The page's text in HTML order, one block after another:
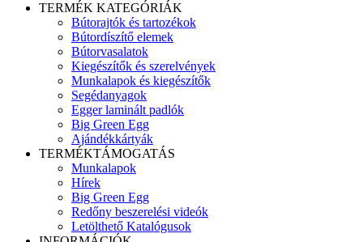
TERMÉK KATEGÓRIÁK
Bútorajtók és tartozékok
Bútordíszítő elemek
Bútorvasalatok
Kiegészítők és szerelvények
Munkalapok és kiegészítők
Segédanyagok
Egger laminált padlók
Big Green Egg
Ajándékkártyák
TERMÉKTÁMOGATÁS
Munkalapok
Hírek
Big Green Egg
Redőny beszerelési videók
Letölthető Katalógusok